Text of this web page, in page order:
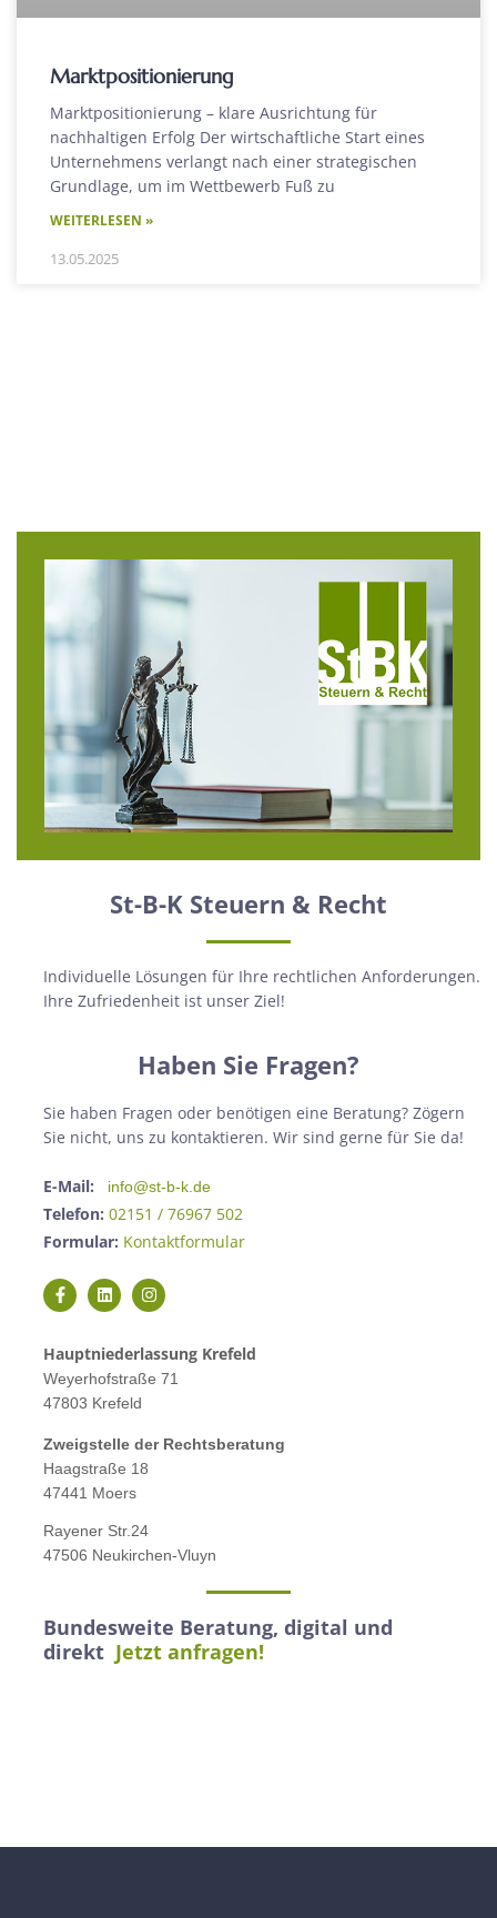
Marktpositionierung
Marktpositionierung – klare Ausrichtung für
nachhaltigen Erfolg Der wirtschaftliche Start eines
Unternehmens verlangt nach einer strategischen
Grundlage, um im Wettbewerb Fuß zu
WEITERLESEN »
13.05.2025
St-B-K Steuern & Recht
Individuelle Lösungen für Ihre rechtlichen Anforderungen.
Ihre Zufriedenheit ist unser Ziel!
Haben Sie Fragen?
Sie haben Fragen oder benötigen eine Beratung? Zögern
Sie nicht, uns zu kontaktieren. Wir sind gerne für Sie da!
E-Mail: info@st-b-k.de
Telefon: 02151 / 76967 502
Formular: Kontaktformular
Hauptniederlassung Krefeld
Weyerhofstraße 71
47803 Krefeld
Zweigstelle der Rechtsberatung
Haagstraße 18
47441 Moers
Rayener Str.24
47506 Neukirchen-Vluyn
Bundesweite Beratung, digital und
direkt Jetzt anfragen!